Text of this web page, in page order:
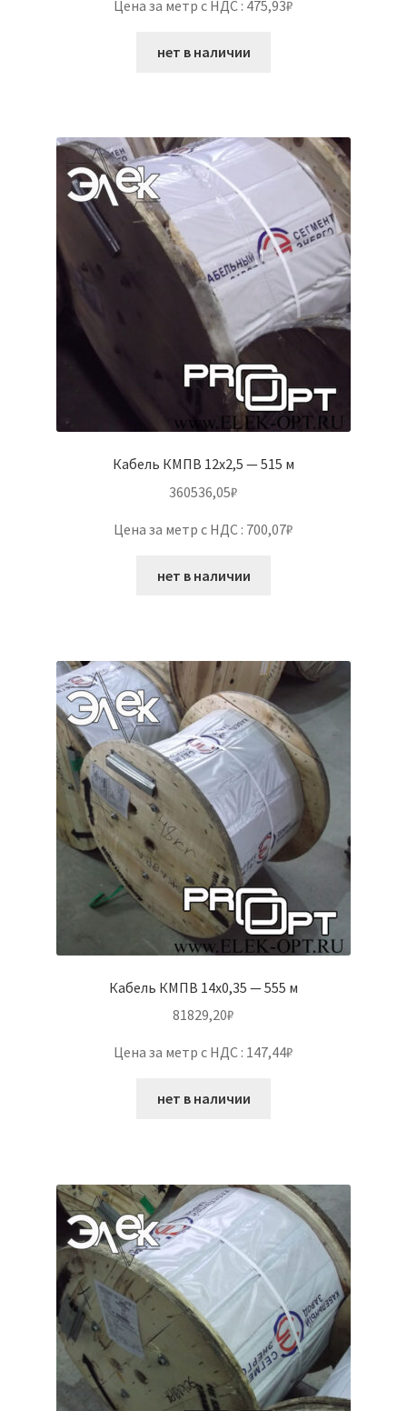
Цена за метр с НДС : 475,93₽
нет в наличии
Кабель КМПВ 12х2,5 — 515 м
360536,05₽
Цена за метр с НДС : 700,07₽
нет в наличии
Кабель КМПВ 14х0,35 — 555 м
81829,20₽
Цена за метр с НДС : 147,44₽
нет в наличии